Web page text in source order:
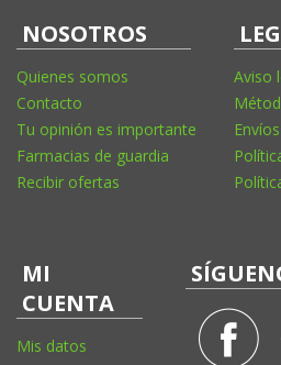
NOSOTROS
Quienes somos
Contacto
Tu opinión es importante
Farmacias de guardia
Recibir ofertas
Aviso
MI
CUENTA
Mis datos